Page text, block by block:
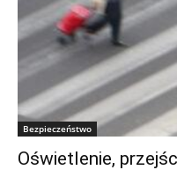
Bezpieczeństwo
Oświetlenie,